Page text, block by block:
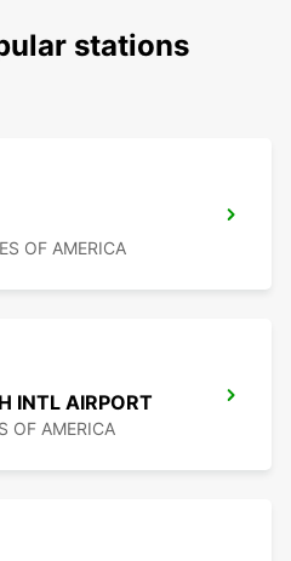
stations
OF AMERICA
INTL AIRPORT
OF AMERICA